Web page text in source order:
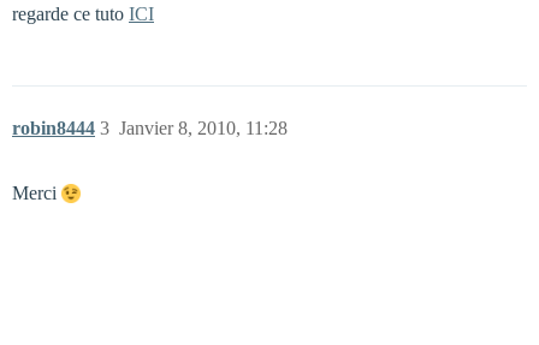
regarde ce tuto ICI
robin8444 Janvier 8, 2010, 11:28
3
Merci